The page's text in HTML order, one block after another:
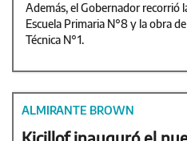
Además, el Gobernador recorrió
Escuela Primaria N°8 y la obra
Técnica N°1.
ALMIRANTE BROWN